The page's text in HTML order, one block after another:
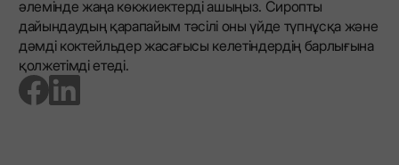
әлемінде жаңа көкжиектерді ашыңыз. Сиропты
дайындаудың қарапайым тәсілі оны үйде түпнұсқа және
дәмді коктейльдер жасағысы келетіндердің барлығына
қолжетімді етеді.
go to facebook page go to linkedin page